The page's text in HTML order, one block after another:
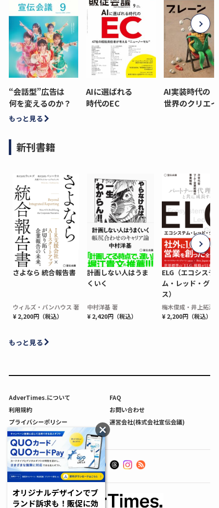
“会話型”広告は
何を変えるのか？
AIに選ばれる
時代のEC
AI実装時代の
世界のクリエ
もっと見る
新刊書籍
さよなら 統合報告書
ウィルズ・パンハウス 著
¥ 2,200円（税込）
計画しない人はうま
くいく
中村洋基 著
¥ 2,420円（税込）
ELG（エコシステ
ム・レッド・グロ
ス）
梅木俊成・井上拓海
¥ 2,200円（税込）
もっと見る
AdverTimes.について
FAQ
利用規約
お問い合わせ
プライバシーポリシー
運営会社(株式会社宣伝会議)
利用者情報の外部送信について
オリジナルデザインでブ
ランド訴求も！販促に効